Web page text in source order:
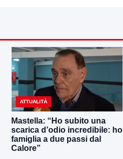
ATTUALITÀ
Mastella: “Ho subito una
scarica d’odio incredibile: ho
famiglia a due passi dal
Calore”